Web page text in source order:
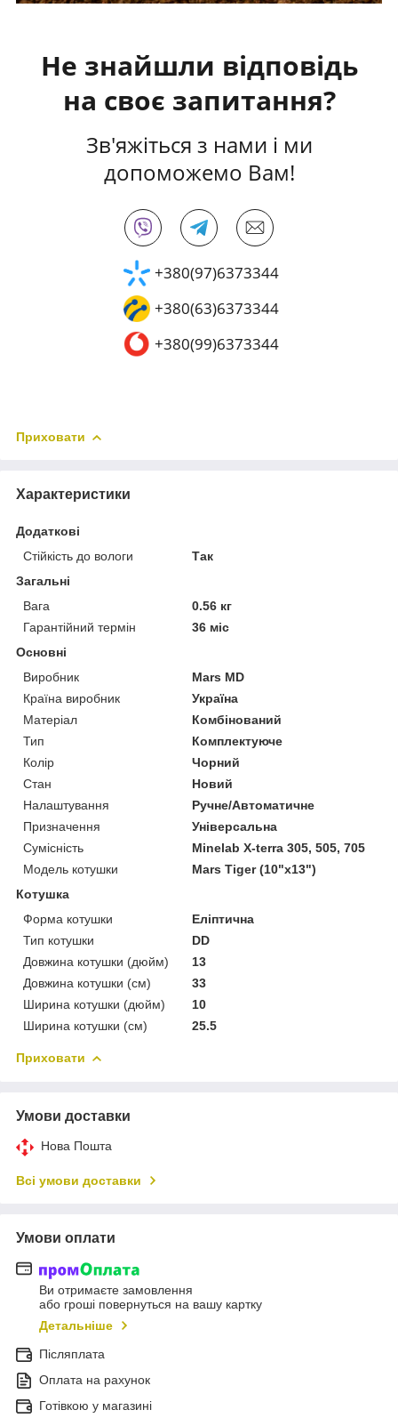
Не знайшли відповідь
на своє запитання?
Зв'яжіться з нами і ми
допоможемо Вам!
+380(97)6373344
+380(63)6373344
+380(99)6373344
Приховати
Характеристики
Додаткові
Стійкість до вологи
Так
Загальні
Вага
0.56 кг
Гарантійний термін
36 міс
Основні
Виробник
Mars MD
Країна виробник
Україна
Матеріал
Комбінований
Тип
Комплектуюче
Колір
Чорний
Стан
Новий
Налаштування
Ручне/Автоматичне
Призначення
Універсальна
Сумісність
Minelab X-terra 305, 505, 705
Модель котушки
Mars Tiger (10"x13")
Котушка
Форма котушки
Еліптична
Тип котушки
DD
Довжина котушки (дюйм)
13
Довжина котушки (см)
33
Ширина котушки (дюйм)
10
Ширина котушки (см)
25.5
Приховати
Умови доставки
Нова Пошта
Всі умови доставки
Умови оплати
Ви отримаєте замовлення
або гроші повернуться на вашу картку
Детальніше
Післяплата
Оплата на рахунок
Готівкою у магазині